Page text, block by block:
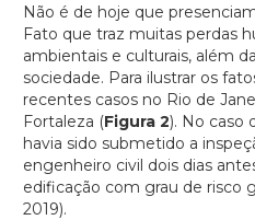
Não é de hoje que
Fato que traz muitas perdas
ambientais e culturais, além
sociedade. Para ilustrar os
recentes casos no Rio de
Fortaleza (Figura 2). No caso
havia sido submetido a
engenheiro civil dois dias
edificação com grau de risco
2019).